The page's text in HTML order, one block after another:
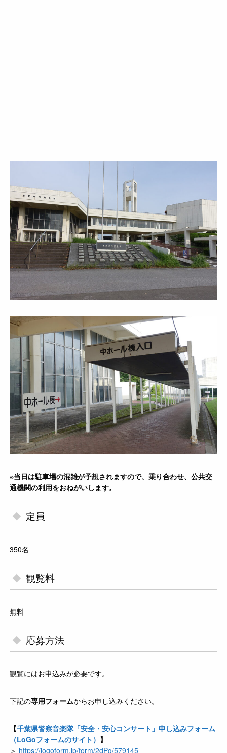
※当日は駐車場の混雑が予想されますので、乗り合わせ、公共交
通機関の利用をおねがいします。
定員
350名
観覧料
無料
応募方法
観覧にはお申込みが必要です。
下記の専用フォームからお申し込みください。
【千葉県警察音楽隊「安全・安心コンサート」申し込みフォーム
（LoGoフォームのサイト） 】
＞ https://logoform.jp/form/2dPg/579145